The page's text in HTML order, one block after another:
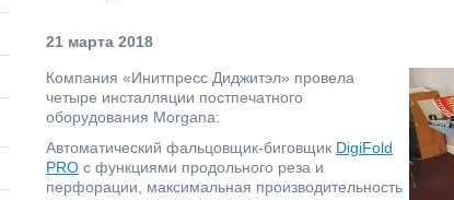
21 марта 2018
Компания «Инитпресс Диджитэл» провела
четыре инсталляции постпечатного
оборудования Morgana:
Автоматический фальцовщик-биговщик DigiFold
PRO с функциями продольного реза и
перфорации, максимальная производительность